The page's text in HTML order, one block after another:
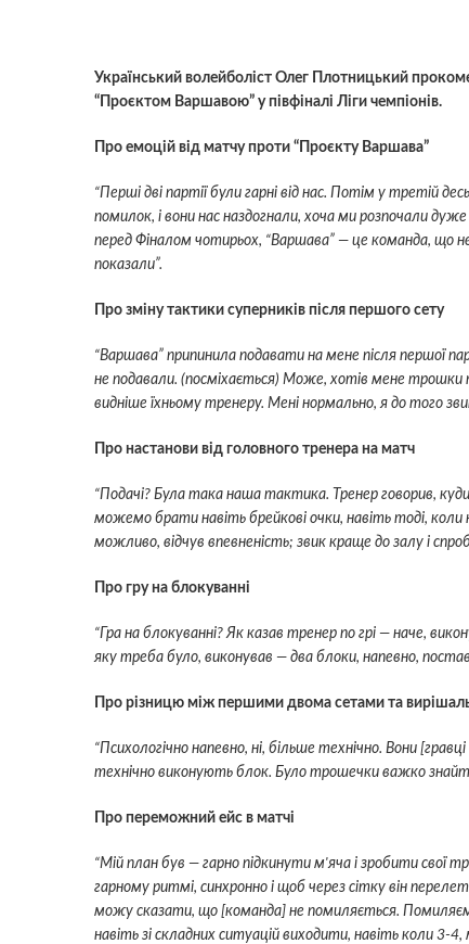
Український волейболіст Олег Плотницький
“Проєктом Варшавою” у півфіналі Ліги чемпіонів.
Про емоцій від матчу проти “Проєкту Варшава”
“Перші дві партії були гарні від нас. Потім у третій
помилок, і вони нас наздогнали, хоча ми розпочали
перед Фіналом чотирьох, “Варшава” — це команда, що
показали”.
Про зміну тактики суперників після першого сету
“Варшава” припинила подавати на мене після першої
не подавали. (посміхається) Може, хотів мене
видніше їхньому тренеру. Мені нормально, я до того
Про настанови від головного тренера на матч
“Подачі? Була така наша тактика. Тренер говорив,
можемо брати навіть брейкові очки, навіть тоді,
можливо, відчув впевненість; звик краще до залу і
Про гру на блокуванні
“Гра на блокуванні? Як казав тренер по грі — наче,
яку треба було, виконував — два блоки, напевно,
Про різницю між першими двома сетами та
“Психологічно напевно, ні, більше технічно. Вони
технічно виконують блок. Було трошечки важко
Про переможний ейс в матчі
“Мій план був — гарно підкинути м'яча і зробити
гарному ритмі, синхронно і щоб через сітку він
можу сказати, що [команда] не помиляється.
навіть зі складних ситуацій виходити, навіть коли